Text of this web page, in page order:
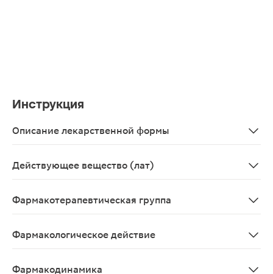
Инструкция
Описание лекарственной формы
Действующее вещество (лат)
Фармакотерапевтическая группа
Фармакологическое действие
Фармакодинамика